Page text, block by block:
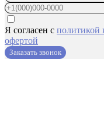
Я согласен с политикой
офертой
Заказать звонок